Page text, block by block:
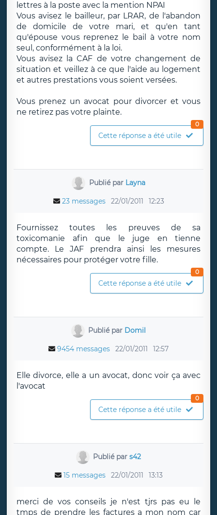
lettres à la poste avec la mention NPAI
Vous avisez le bailleur, par LRAR, de l'abandon
de domicile de votre mari, et qu'en tant
qu'épouse vous reprenez le bail à votre nom
seul, conformément à la loi.
Vous avisez la CAF de votre changement de
situation et veillez à ce que l'aide au logement
et autres prestations vous soient versées.
Vous prenez un avocat pour divorcer et vous
ne retirez pas votre plainte.
Cette réponse a été utile
0
Publié par Layna
23 messages 22/01/2011 12:23
Fournissez toutes les preuves de sa
toxicomanie afin que le juge en tienne
compte. Le JAF prendra ainsi les mesures
nécessaires pour protéger votre fille.
Cette réponse a été utile
0
Publié par Domil
9454 messages 22/01/2011 12:57
Elle divorce, elle a un avocat, donc voir ça avec
l'avocat
Cette réponse a été utile
0
Publié pars42
15 messages 22/01/2011 13:13
merci de vos conseils je n'est tjrs pas eu le
tmps de prendre les factures a mon nom car